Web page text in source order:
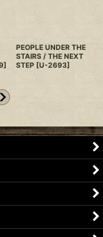
]
PEOPLE UNDER THE
STAIRS / THE NEXT
STEP [U-2693]